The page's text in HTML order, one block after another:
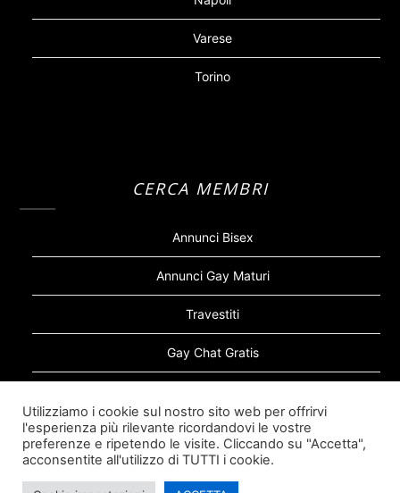
Varese
Torino
CERCA MEMBRI
Annunci Bisex
Annunci Gay Maturi
Travestiti
Gay Chat Gratis
Sugar Daddy Gay
Utilizziamo i cookie sul nostro sito web per offrirvi
l'esperienza più rilevante ricordandovi le vostre
preferenze e ripetendo le visite. Cliccando su "Accetta",
acconsentite all'utilizzo di TUTTI i cookie.